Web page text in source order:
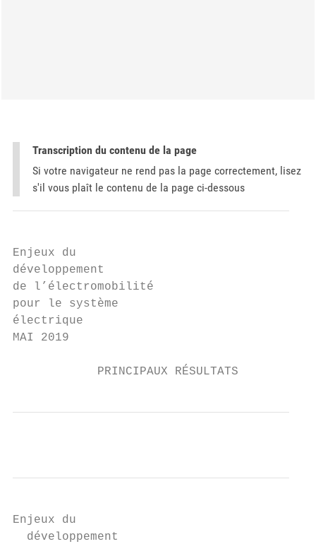
Transcription du contenu de la page
Si votre navigateur ne rend pas la page correctement, lisez
s'il vous plaît le contenu de la page ci-dessous
Enjeux du
développement
de l’électromobilité
pour le système
électrique
MAI 2019
            PRINCIPAUX RÉSULTATS
Enjeux du
  développement